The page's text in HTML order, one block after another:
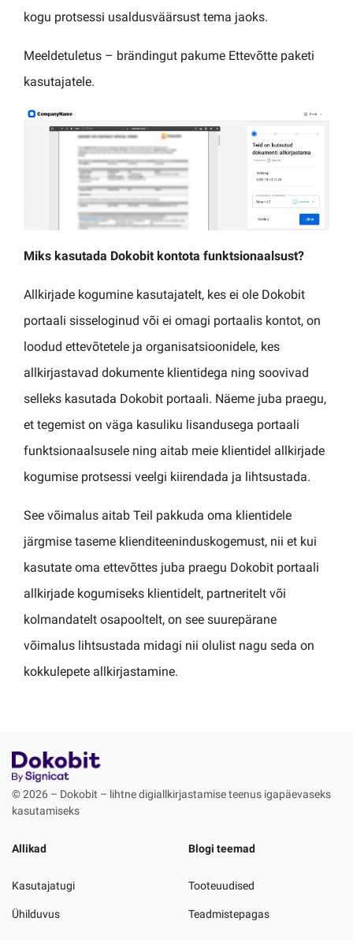
kogu protsessi usaldusväärsust tema jaoks.
Meeldetuletus – brändingut pakume Ettevõtte paketi
kasutajatele.
Miks kasutada Dokobit kontota funktsionaalsust?
Allkirjade kogumine kasutajatelt, kes ei ole Dokobit
portaali sisseloginud või ei omagi portaalis kontot, on
loodud ettevõtetele ja organisatsioonidele, kes
allkirjastavad dokumente klientidega ning soovivad
selleks kasutada Dokobit portaali. Näeme juba praegu,
et tegemist on väga kasuliku lisandusega portaali
funktsionaalsusele ning aitab meie klientidel allkirjade
kogumise protsessi veelgi kiirendada ja lihtsustada.
See võimalus aitab Teil pakkuda oma klientidele
järgmise taseme klienditeeninduskogemust, nii et kui
kasutate oma ettevõttes juba praegu Dokobit portaali
allkirjade kogumiseks klientidelt, partneritelt või
kolmandatelt osapooltelt, on see suurepärane
võimalus lihtsustada midagi nii olulist nagu seda on
kokkulepete allkirjastamine.
© 2026 – Dokobit – lihtne digiallkirjastamise teenus igapäevaseks
kasutamiseks
Allikad
Kasutajatugi
Ühilduvus
Blogi teemad
Tooteuudised
Teadmistepagas